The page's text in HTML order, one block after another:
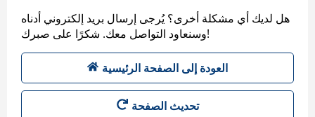
هل لديك أي مشكلة أخرى؟ يُرجى إرسال بريد إلكتروني أدناه
وسنعاود التواصل معك. شكرًا على صبرك!
العودة إلى الصفحة الرئيسية
تحديث الصفحة